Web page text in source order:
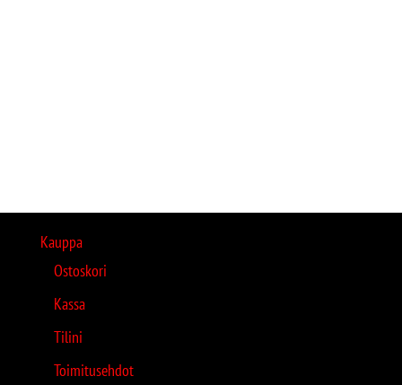
Kauppa
Ostoskori
Kassa
Tilini
Toimitusehdot